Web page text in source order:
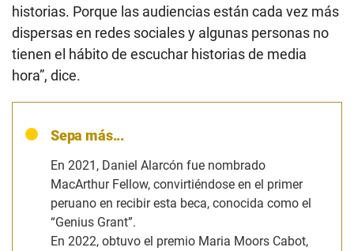
historias. Porque las audiencias están cada vez más
dispersas en redes sociales y algunas personas no
tienen el hábito de escuchar historias de media
hora”, dice.
Sepa más...
En 2021, Daniel Alarcón fue nombrado
MacArthur Fellow, convirtiéndose en el primer
peruano en recibir esta beca, conocida como el
“Genius Grant”.
En 2022, obtuvo el premio Maria Moors Cabot,